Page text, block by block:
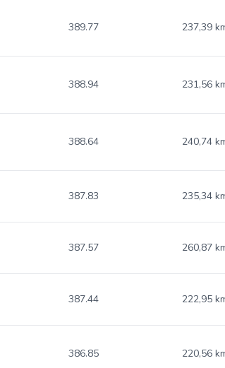
389.77 237,39
388.94 231,56
388.64 240,74
387.83 235,34
387.57 260,87
387.44 222,95
386.85 220,56